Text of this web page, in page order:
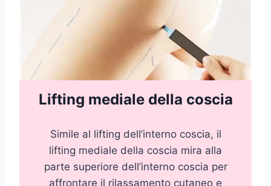
Lifting mediale della coscia
Simile al lifting dell’interno coscia, il
lifting mediale della coscia mira alla
parte superiore dell’interno coscia per
affrontare il rilassamento cutaneo e